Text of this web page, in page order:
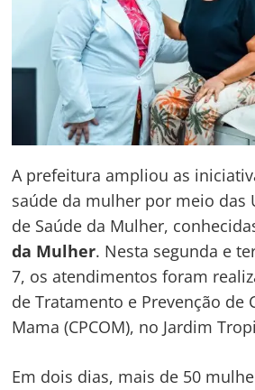
A prefeitura ampliou as
saúde da mulher por meio das
de Saúde da Mulher,
da Mulher. Nesta segunda e
7, os atendimentos foram
de Tratamento e Prevenção de
Mama (CPCOM), no Jardim
Em dois dias, mais de 50